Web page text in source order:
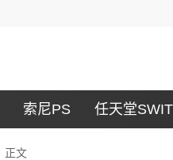
索尼PS 任天堂
正文